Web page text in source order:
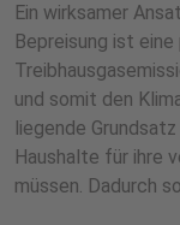
Ein wirksamer
Bepreisung ist
und somit den
liegende
Haushalte für ihre
müssen. Dadurch